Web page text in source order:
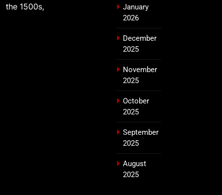
the 1500s,
January
2026
December
2025
November
2025
October
2025
September
2025
August
2025